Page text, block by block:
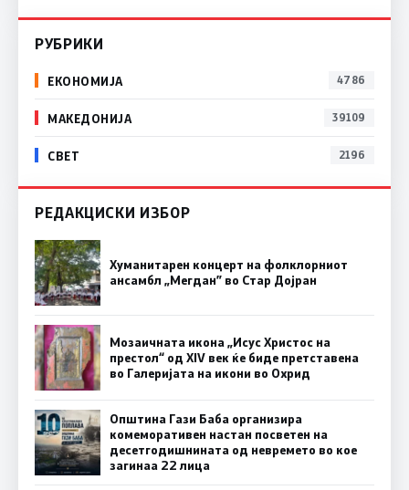
РУБРИКИ
ЕКОНОМИЈА 4786
МАКЕДОНИЈА 39109
СВЕТ 2196
РЕДАКЦИСКИ ИЗБОР
Хуманитарен концерт на фолклорниот
ансамбл „Мегдан” во Стар Дојран
Мозаичната икона „Исус Христос на
престол“ од XIV век ќе биде претставена
во Галеријата на икони во Охрид
Општина Гази Баба организира
комеморативен настан посветен на
десетгодишнината од невремето во кое
загинаа 22 лица